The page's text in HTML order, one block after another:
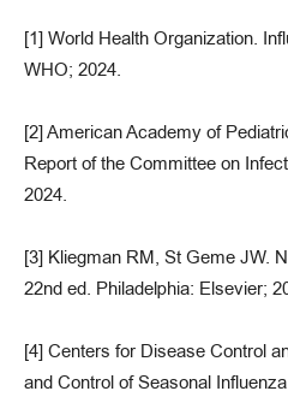
[1] World Health Organization.
WHO; 2024.
[2] American Academy of
Report of the Committee on
2024.
[3] Kliegman RM, St Geme JW.
22nd ed. Philadelphia: Elsevier;
[4] Centers for Disease Control
and Control of Seasonal